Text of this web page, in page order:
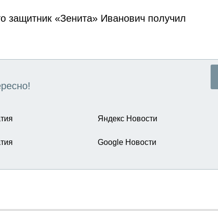
защитник «Зенита» Иванович получил
Яндекс Новости
Google Новости